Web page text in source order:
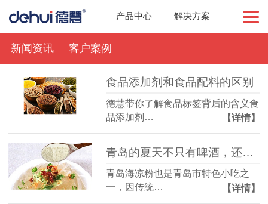
产品中心 解决方案
新闻资讯 客户案例
食品添加剂和食品配料的区别
德慧带你了解食品标签背后的含义食
品添加剂…
【详情】
青岛的夏天不只有啤酒，还有另一种“大海的味道”。
青岛海凉粉也是青岛市特色小吃之
一，因传统…
【详情】